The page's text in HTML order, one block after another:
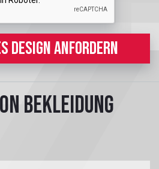
DESIGN ANFORDERN
Bekleidung